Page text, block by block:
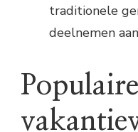
traditionele
deelnemen